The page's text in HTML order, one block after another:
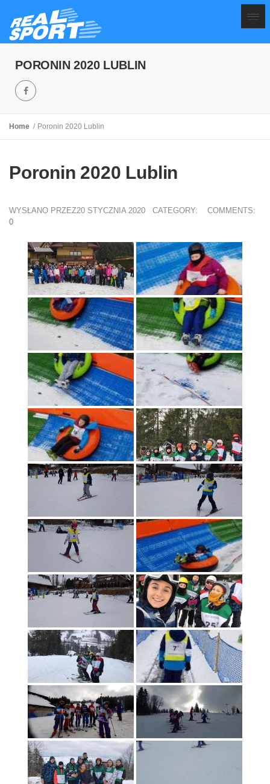
PORONIN 2020 LUBLIN
Home Poronin 2020 Lublin
Poronin 2020 Lublin
WYSŁANO PRZEZ20 STYCZNIA 2020 CATEGORY:
COMMENTS:
0